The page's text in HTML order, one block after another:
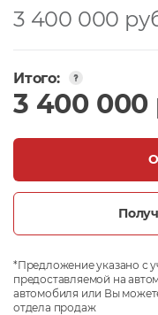
3 400 000
Итого:
3 400 000
*Предложение указано с
предоставляемой на
автомобиля или Вы
отдела продаж